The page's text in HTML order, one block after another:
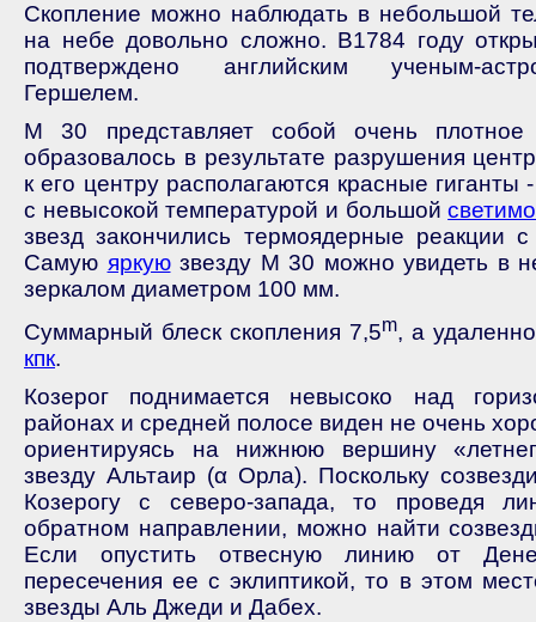
Скопление можно наблюдать в небольшой
на небе довольно сложно. В1784 году
подтверждено английским ученым-
Гершелем.
М 30 представляет собой очень плотное
образовалось в результате разрушения
к его центру располагаются красные
с невысокой температурой и большой
звезд закончились термоядерные реакции
Самую яркуюзвезду М 30 можно увидеть в
зеркалом диаметром 100 мм.
Суммарный блеск скопления 7,5m, а
кпк.
Козерог поднимается невысоко над
районах и средней полосе виден не очень
ориентируясь на нижнюю вершину
звезду Альтаир (α Орла). Поскольку
Козерогу с северо-запада, то проведя
обратном направлении, можно найти
Если опустить отвесную линию от
пересечения ее с эклиптикой, то в этом
звезды Аль Джеди и Дабех.